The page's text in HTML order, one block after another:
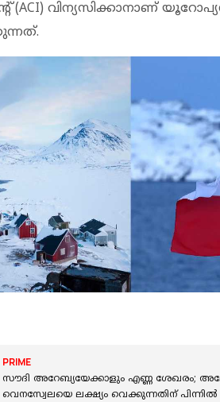
(ACI) വിന്യസിക്കാനാണ്
PRIME
സൗദി അറേബ്യയേക്കാളും എണ്ണ ശേഖരം;
വെനസ്വേലയെ ലക്ഷ്യം വെക്കുന്നതിന് പിന്നില്‍